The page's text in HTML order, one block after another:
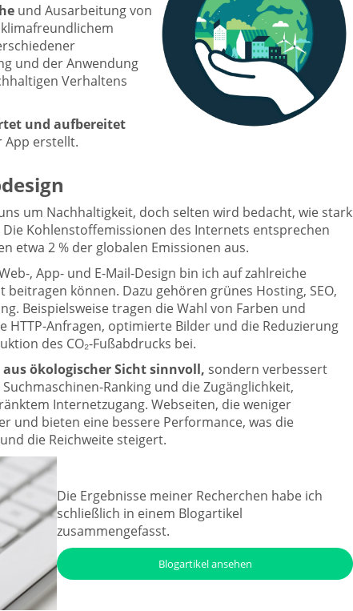
und Ausarbeitung von
und der Anwendung
Verhaltens
und aufbereitet
App erstellt.
um Nachhaltigkeit, doch selten wird bedacht, wie stark
Kohlenstoffemissionen des Internets entsprechen
etwa 2 % der globalen Emissionen aus.
, App- und E-Mail-Design bin ich auf zahlreiche
können. Dazu gehören grünes Hosting, SEO,
Beispielsweise tragen die Wahl von Farben und
Anfragen, optimierte Bilder und die Reduzierung
des CO₂-Fußabdrucks bei.
ökologischer Sicht sinnvoll, sondern verbessert
Ranking und die Zugänglichkeit,
Internetzugang. Webseiten, die weniger
und bieten eine bessere Performance, was die
die Reichweite steigert.
Die Ergebnisse meiner Recherchen habe ich
schließlich in einem Blogartikel
zusammengefasst.
Blogartikel ansehen